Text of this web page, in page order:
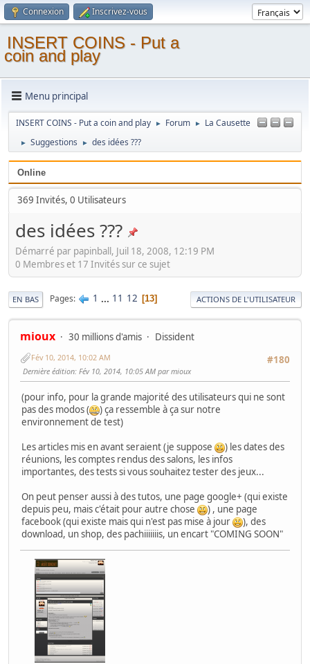
Connexion Inscrivez-vous
INSERT COINS - Put a
coin and play
Menu principal
INSERT COINS - Put a coin and play ► Forum ► La Causette
► Suggestions ► des idées ???
Online
369 Invités, 0 Utilisateurs
des idées ???
Démarré par papinball, Juil 18, 2008, 12:19 PM
0 Membres et 17 Invités sur ce sujet
EN BAS Pages 1 ... 11 12 13 ACTIONS DE L'UTILISATEUR
mioux 30 millions d'amis
Dissident
#180
Fév 10, 2014, 10:02 AM
Dernière édition: Fév 10, 2014, 10:05 AM par mioux
(pour info, pour la grande majorité des utilisateurs qui ne sont
pas des modos (
) ça ressemble à ça sur notre
environnement de test)
Les articles mis en avant seraient (je suppose
) les dates des
réunions, les comptes rendus des salons, les infos
importantes, des tests si vous souhaitez tester des jeux...
On peut penser aussi à des tutos, une page google+ (qui existe
depuis peu, mais c'était pour autre chose
) , une page
facebook (qui existe mais qui n'est pas mise à jour
), des
download, un shop, des pachiiiiiiis, un encart "COMING SOON"